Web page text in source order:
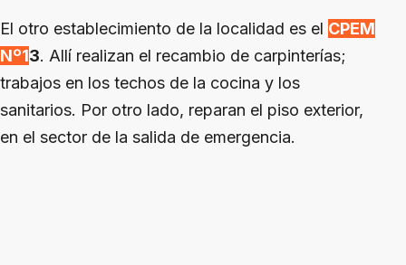
El otro establecimiento de la localidad es el CPEM
Nº13. Allí realizan el recambio de carpinterías;
trabajos en los techos de la cocina y los
sanitarios. Por otro lado, reparan el piso exterior,
en el sector de la salida de emergencia.